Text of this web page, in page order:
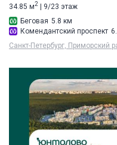
34.85 м2
| 9/23 этаж
Беговая 5.8 км
Комендантский проспект
Санкт-Петербург, Приморский